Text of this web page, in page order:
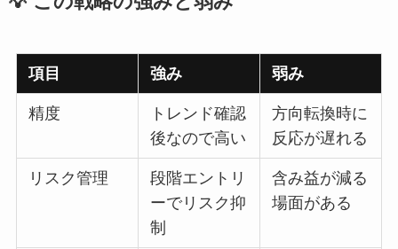
項目 強み 弱み
精度
トレンド確認
後なので高い
方向転換時に
反応が遅れる
リスク管理
段階エントリ
ーでリスク抑
制
含み益が減る
場面がある